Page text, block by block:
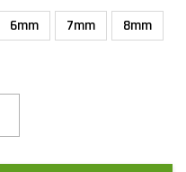
6mm 7mm
8mm